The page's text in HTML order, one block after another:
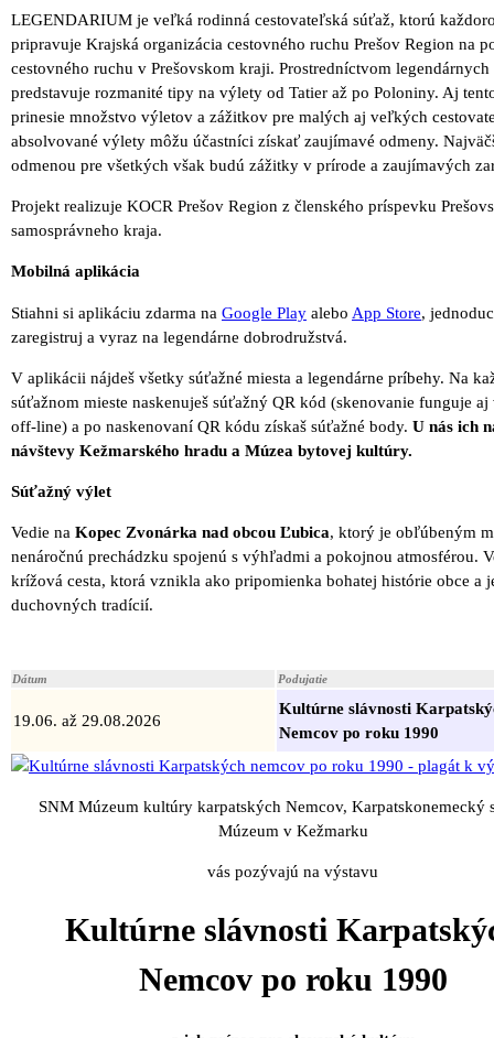
LEGENDARIUM je veľká rodinná cestovateľská súťaž, ktorú
pripravuje Krajská organizácia cestovného ruchu Prešov Region na
cestovného ruchu v Prešovskom kraji. Prostredníctvom
predstavuje rozmanité tipy na výlety od Tatier až po Poloniny. Aj
prinesie množstvo výletov a zážitkov pre malých aj veľkých
absolvované výlety môžu účastníci získať zaujímavé odmeny.
odmenou pre všetkých však budú zážitky v prírode a zaujímavých
Projekt realizuje KOCR Prešov Region z členského príspevku
samosprávneho kraja.
Mobilná aplikácia
Stiahni si aplikáciu zdarma na Google Play alebo App Store,
zaregistruj a vyraz na legendárne dobrodružstvá.
V aplikácii nájdeš všetky súťažné miesta a legendárne príbehy. Na
súťažnom mieste naskenuješ súťažný QR kód (skenovanie funguje aj
off-line) a po naskenovaní QR kódu získaš súťažné body. U nás ich
návštevy Kežmarského hradu a Múzea bytovej kultúry.
Súťažný výlet
Vedie na Kopec Zvonárka nad obcou Ľubica, ktorý je obľúbeným
nenáročnú prechádzku spojenú s výhľadmi a pokojnou atmosférou.
krížová cesta, ktorá vznikla ako pripomienka bohatej histórie obce a
duchovných tradícií.
Dátum Podujatie
19.06. až 29.08.2026
Kultúrne slávnosti
Nemcov po roku 1990
SNM Múzeum kultúry karpatských Nemcov, Karpatskonemecký
Múzeum v Kežmarku
vás pozývajú na výstavu
Kultúrne slávnosti
Nemcov po roku 1990